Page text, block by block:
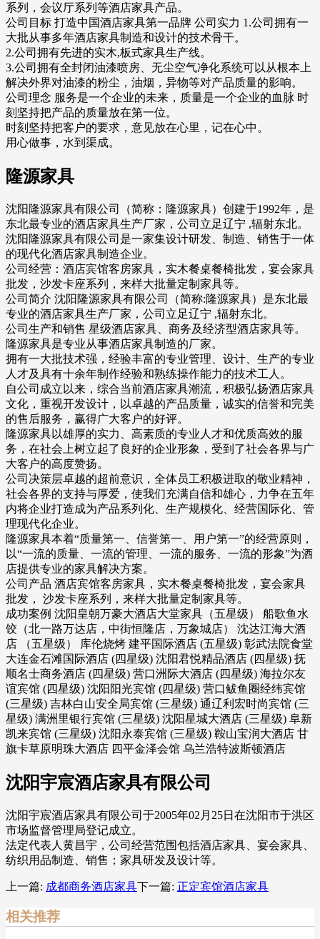
系列，会议厅系列等酒店家具产品。
公司目标 打造中国酒店家具第一品牌 公司实力 1.公司拥有一
大批从事多年酒店家具制造和设计的技术骨干。
2.公司拥有先进的实木,板式家具生产线。
3.公司拥有全封闭油漆喷房、无尘空气净化系统可以从根本上
解决外界对油漆的粉尘，油烟，异物等对产品质量的影响。
公司理念 服务是一个企业的未来，质量是一个企业的血脉 时
刻坚持把产品的质量放在第一位。
时刻坚持把客户的要求，意见放在心里，记在心中。
用心做事，水到渠成。
隆源家具
沈阳隆源家具有限公司（简称：隆源家具）创建于1992年，是
东北最专业的酒店家具生产厂家，公司立足辽宁 ,辐射东北。
沈阳隆源家具有限公司是一家集设计研发、制造、销售于一体
的现代化酒店家具制造企业。
公司经营：酒店宾馆客房家具，实木餐桌餐椅批发，宴会家具
批发，沙发卡座系列，来样大批量定制家具等。
公司简介 沈阳隆源家具有限公司（简称:隆源家具）是东北最
专业的酒店家具生产厂家，公司立足辽宁 ,辐射东北。
公司生产和销售 星级酒店家具、商务及经济型酒店家具等。
隆源家具是专业从事酒店家具制造的厂家。
拥有一大批技术强，经验丰富的专业管理、设计、生产的专业
人才及具有十余年制作经验和熟练操作能力的技术工人。
自公司成立以来，综合当前酒店家具潮流，积极弘扬酒店家具
文化，重视开发设计，以卓越的产品质量，诚实的信誉和完美
的售后服务，赢得广大客户的好评。
隆源家具以雄厚的实力、高素质的专业人才和优质高效的服
务，在社会上树立起了良好的企业形象，受到了社会各界与广
大客户的高度赞扬。
公司决策层卓越的超前意识，全体员工积极进取的敬业精神，
社会各界的支持与厚爱，使我们充满自信和雄心，力争在五年
内将企业打造成为产品系列化、生产规模化、经营国际化、管
理现代化企业。
隆源家具本着“质量第一、信誉第一、用户第一”的经营原则，
以“一流的质量、一流的管理、一流的服务、一流的形象”为酒
店提供专业的家具解决方案。
公司产品 酒店宾馆客房家具，实木餐桌餐椅批发，宴会家具
批发， 沙发卡座系列，来样大批量定制家具等。
成功案例 沈阳皇朝万豪大酒店大堂家具（五星级） 船歌鱼水
饺（北一路万达店，中街恒隆店，万象城店） 沈达江海大酒
店 （五星级） 库伦烧烤 建平国际酒店 (五星级) 彰武法院食堂
大连金石滩国际酒店 (四星级) 沈阳君悦精品酒店 (四星级) 抚
顺名士商务酒店 (四星级) 营口洲际大酒店 (四星级) 海拉尔友
谊宾馆 (四星级) 沈阳阳光宾馆 (四星级) 营口鲅鱼圈经纬宾馆
(三星级) 吉林白山安全局宾馆 (三星级) 通辽利宏时尚宾馆 (三
星级) 满洲里银行宾馆 (三星级) 沈阳星城大酒店 (三星级) 阜新
凯来宾馆 (三星级) 沈阳永泰宾馆 (三星级) 鞍山宝润大酒店 甘
旗卡草原明珠大酒店 四平金泽会馆 乌兰浩特波斯顿酒店
沈阳宇宸酒店家具有限公司
沈阳宇宸酒店家具有限公司于2005年02月25日在沈阳市于洪区
市场监督管理局登记成立。
法定代表人黄昌宇，公司经营范围包括酒店家具、宴会家具、
纺织用品制造、销售；家具研发及设计等。
上一篇: 成都商务酒店家具下一篇: 正定宾馆酒店家具
相关推荐